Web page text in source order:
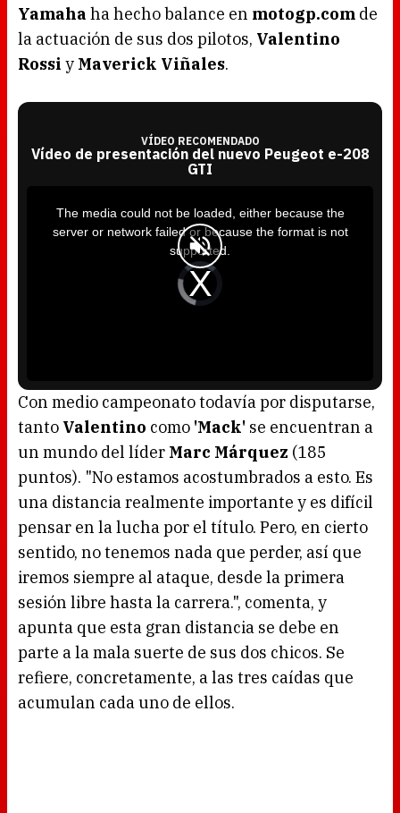
Yamaha ha hecho balance en motogp.com de
la actuación de sus dos pilotos, Valentino
Rossi y Maverick Viñales.
VÍDEO RECOMENDADO
Vídeo de presentación del nuevo Peugeot e-208
GTI
V
i
d
e
o
a
i
n
.
The media could not be loaded, either because the
server or network failed or because the format is not
supported.
Con medio campeonato todavía por disputarse,
tanto Valentino como 'Mack' se encuentran a
un mundo del líder Marc Márquez (185
puntos). "No estamos acostumbrados a esto. Es
una distancia realmente importante y es difícil
pensar en la lucha por el título. Pero, en cierto
sentido, no tenemos nada que perder, así que
iremos siempre al ataque, desde la primera
sesión libre hasta la carrera.", comenta, y
apunta que esta gran distancia se debe en
parte a la mala suerte de sus dos chicos. Se
refiere, concretamente, a las tres caídas que
acumulan cada uno de ellos.